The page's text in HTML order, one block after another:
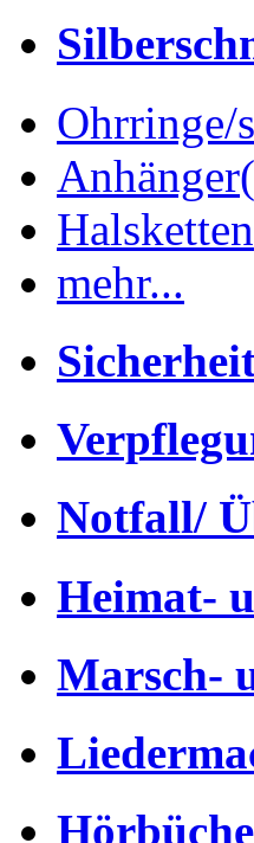
Ohrringe/
Anhänger
Halsketten
mehr...
Notfall/
Heimat-
Marsch-